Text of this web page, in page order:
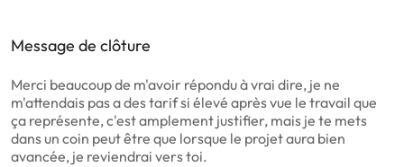
Message de clôture
Merci beaucoup de m'avoir répondu à vrai dire, je ne
m'attendais pas a des tarif si élevé après vue le travail que
ça représente, c'est amplement justifier, mais je te mets
dans un coin peut être que lorsque le projet aura bien
avancée, je reviendrai vers toi.